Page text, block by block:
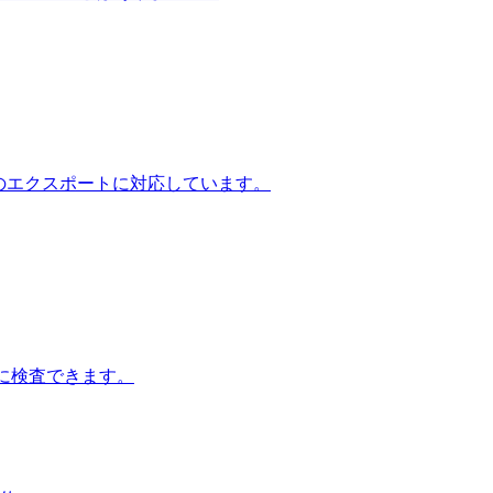
クスポートに対応しています。
査できます。